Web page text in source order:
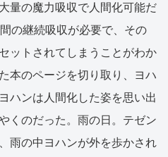
量の魔力吸収で人間化可能だ
の継続吸収が必要で、その
ットされてしまうことがわか
本のページを切り取り、ヨハ
ハンは人間化した姿を思い出
くのだった。雨の日。テゼン
雨の中ヨハンが外を歩かされ